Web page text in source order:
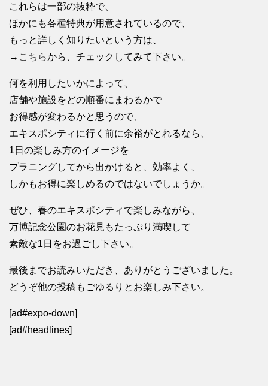
これらは一部の抜粋で、
ほかにも各種特典が用意されているので、
もっと詳しく知りたいという方は、
→ こちらから、チェックしてみて下さい。
何を利用したいかによって、
店舗や施設をどの順番にまわるかで
お得感が変わるかと思うので、
エキスポシティに行く前に余裕がとれるなら、
1日の楽しみ方のイメージを
プラニングしてから出かけると、効率よく、
しかもお得に楽しめるのではないでしょうか。
ぜひ、春のエキスポシティで楽しみながら、
万博記念公園のお花見もたっぷり満喫して
素敵な1日をお過ごし下さい。
最後までお読みいただき、ありがとうございました。
どうぞ他の投稿もごゆるりとお楽しみ下さい。
[ad#expo-down]
[ad#headlines]